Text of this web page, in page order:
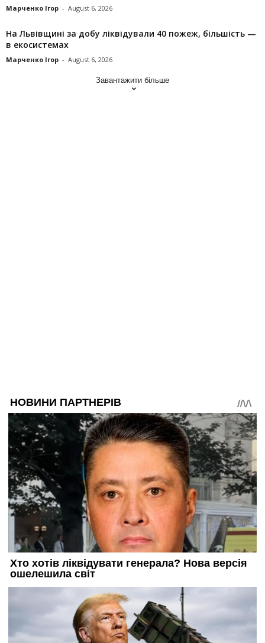
Марченко Ігор - August 6, 2026
На Львівщині за добу ліквідували 40 пожеж, більшість —
в екосистемах
Марченко Ігор - August 6, 2026
Завантажити більше